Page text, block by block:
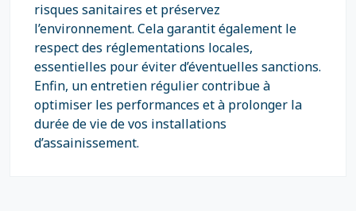
risques sanitaires et préservez
l’environnement. Cela garantit également le
respect des réglementations locales,
essentielles pour éviter d’éventuelles sanctions.
Enfin, un entretien régulier contribue à
optimiser les performances et à prolonger la
durée de vie de vos installations
d’assainissement.